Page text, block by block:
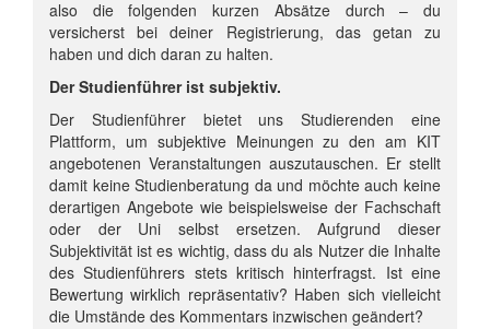
also die folgenden kurzen Absätze durch – du
versicherst bei deiner Registrierung, das getan zu
haben und dich daran zu halten.
Der Studienführer ist subjektiv.
Der Studienführer bietet uns Studierenden eine
Plattform, um subjektive Meinungen zu den am KIT
angebotenen Veranstaltungen auszutauschen. Er stellt
damit keine Studienberatung da und möchte auch keine
derartigen Angebote wie beispielsweise der Fachschaft
oder der Uni selbst ersetzen. Aufgrund dieser
Subjektivität ist es wichtig, dass du als Nutzer die Inhalte
des Studienführers stets kritisch hinterfragst. Ist eine
Bewertung wirklich repräsentativ? Haben sich vielleicht
die Umstände des Kommentars inzwischen geändert?